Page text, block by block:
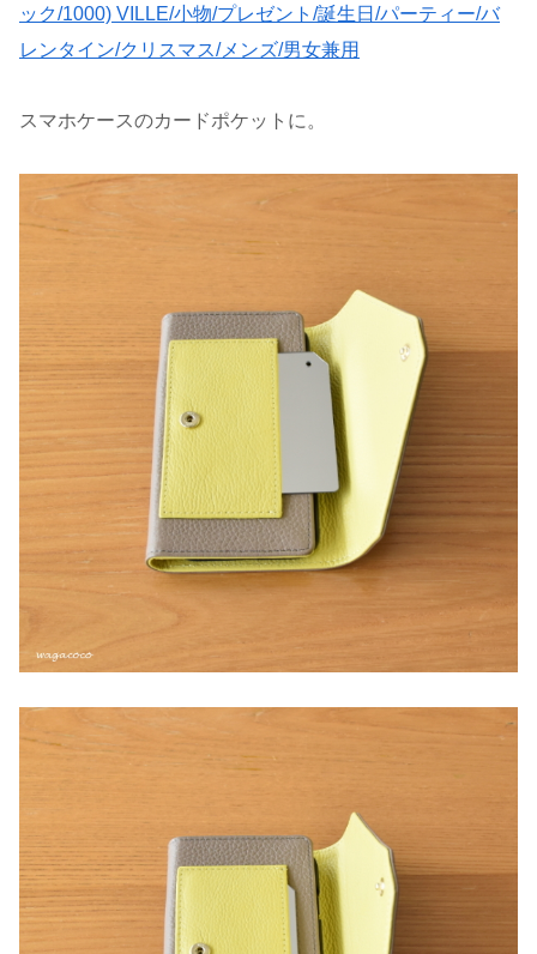
ック/1000) VILLE/小物/プレゼント/誕生日/パーティー/バ
レンタイン/クリスマス/メンズ/男女兼用
スマホケースのカードポケットに。